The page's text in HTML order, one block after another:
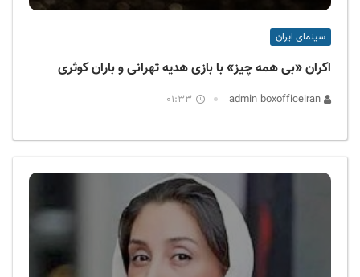
سینمای ایران
اکران «بی همه چیز» با بازی هدیه تهرانی و باران کوثری
01:33